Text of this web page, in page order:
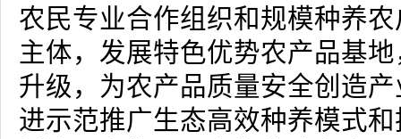
农民专业合作组织和规模种养
主体，发展特色优势农产品基
升级，为农产品质量安全创造
进示范推广生态高效种养模式